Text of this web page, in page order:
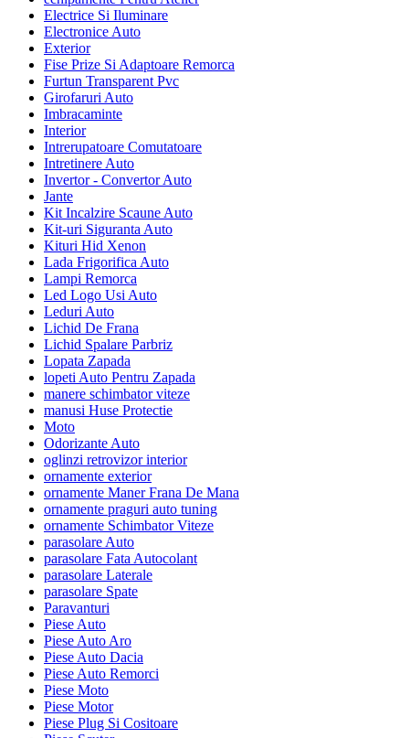
Electrice Si Iluminare
Electronice Auto
Exterior
Fise Prize Si Adaptoare Remorca
Furtun Transparent Pvc
Girofaruri Auto
Imbracaminte
Interior
Intrerupatoare Comutatoare
Intretinere Auto
Invertor - Convertor Auto
Jante
Kit Incalzire Scaune Auto
Kit-uri Siguranta Auto
Kituri Hid Xenon
Lada Frigorifica Auto
Lampi Remorca
Led Logo Usi Auto
Leduri Auto
Lichid De Frana
Lichid Spalare Parbriz
Lopata Zapada
lopeti Auto Pentru Zapada
manere schimbator viteze
manusi Huse Protectie
Moto
Odorizante Auto
oglinzi retrovizor interior
ornamente exterior
ornamente Maner Frana De Mana
ornamente praguri auto tuning
ornamente Schimbator Viteze
parasolare Auto
parasolare Fata Autocolant
parasolare Laterale
parasolare Spate
Paravanturi
Piese Auto
Piese Auto Aro
Piese Auto Dacia
Piese Auto Remorci
Piese Moto
Piese Motor
Piese Plug Si Cositoare